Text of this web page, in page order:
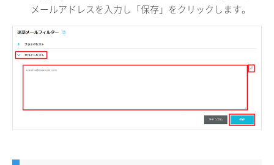
メールアドレスを入力し「保存」をクリックします。